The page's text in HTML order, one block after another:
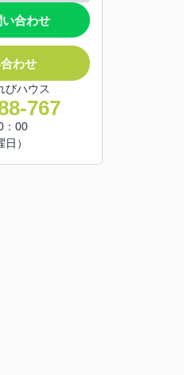
合わせ
わせ
びハウス
767
：00
日）